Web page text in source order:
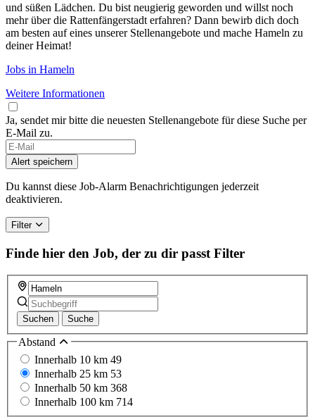
und süßen Lädchen. Du bist neugierig geworden und willst noch
mehr über die Rattenfängerstadt erfahren? Dann bewirb dich doch
am besten auf eines unserer Stellenangebote und mache Hameln zu
deiner Heimat!
Jobs in Hameln
Weitere Informationen
Ja, sendet mir bitte die neuesten Stellenangebote für diese Suche per
E-Mail zu.
Alert speichern
Du kannst diese Job-Alarm Benachrichtigungen jederzeit
deaktivieren.
Filter
Finde hier den Job, der zu dir passt Filter
Suchen Suche
Abstand
Innerhalb 10 km 49
Innerhalb 25 km 53
Innerhalb 50 km 368
Innerhalb 100 km 714